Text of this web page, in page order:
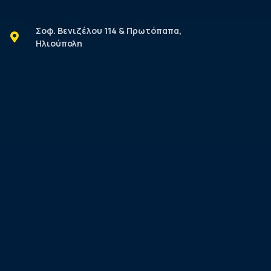
Σοφ. Βενιζέλου 114 & Πρωτόπαπα,
Ηλιούπολη